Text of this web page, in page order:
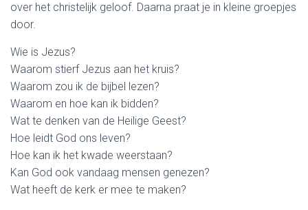
over het christelijk geloof. Daarna praat je in kleine groepjes
door.
Wie is Jezus?
Waarom stierf Jezus aan het kruis?
Waarom zou ik de bijbel lezen?
Waarom en hoe kan ik bidden?
Wat te denken van de Heilige Geest?
Hoe leidt God ons leven?
Hoe kan ik het kwade weerstaan?
Kan God ook vandaag mensen genezen?
Wat heeft de kerk er mee te maken?